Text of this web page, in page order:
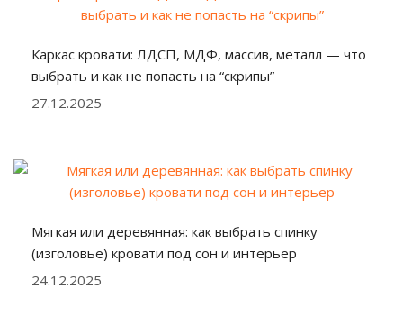
Каркас кровати: ЛДСП, МДФ, массив, металл — что
выбрать и как не попасть на “скрипы”
27.12.2025
Мягкая или деревянная: как выбрать спинку
(изголовье) кровати под сон и интерьер
24.12.2025